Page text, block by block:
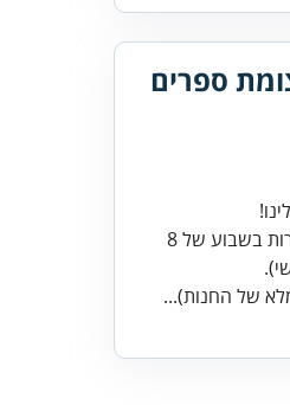
ספרים
העבודה היא במשמרות (6 משמרות בשבוע של 8
של החנות)...